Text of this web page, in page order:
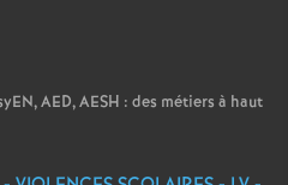
AED, AESH : des métiers à haut